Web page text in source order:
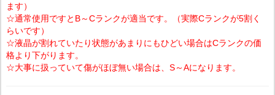
ます）
☆通常使用ですとB～Cランクが適当です。（実際Cランクが5割く
らいです）
☆液晶が割れていたり状態があまりにもひどい場合はCランクの価
格より下がります。
☆大事に扱っていて傷がほぼ無い場合は、S～Aになります。